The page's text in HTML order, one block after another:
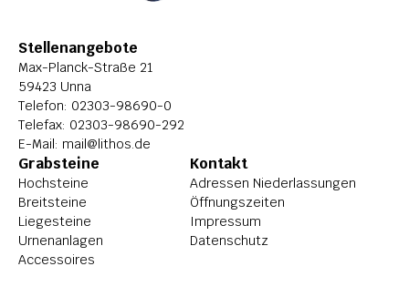
Stellenangebote
Max-Planck-Straße 21
59423 Unna
Telefon: 02303-98690-0
Telefax: 02303-98690-292
E-Mail: mail@lithos.de
Grabsteine
Hochsteine
Breitsteine
Liegesteine
Urnenanlagen
Accessoires
Kontakt
Adressen Niederlassungen
Öffnungszeiten
Impressum
Datenschutz